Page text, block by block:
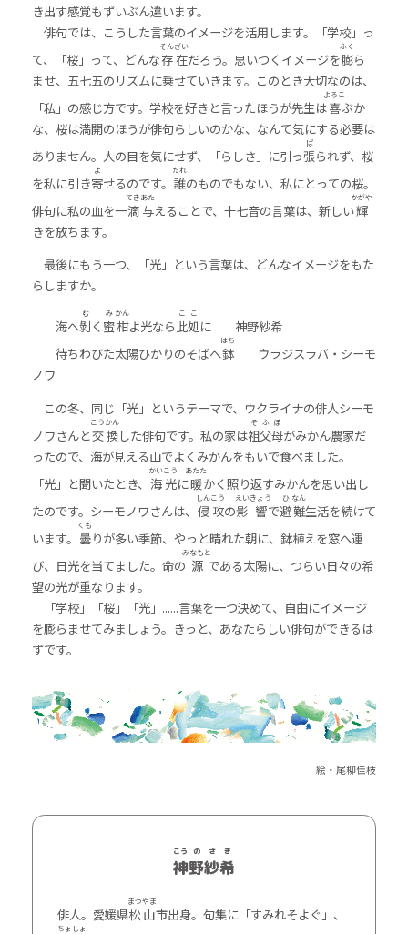
き出す感覚もずいぶん違います。
俳句では、こうした言葉のイメージを活用します。「学校」っ
て、「桜」って、どんな存
そん
在
ざい
だろう。思いつくイメージを膨
ふく
ら
ませ、五七五のリズムに乗せていきます。このとき大切なのは、
「私」の感じ方です。学校を好きと言ったほうが先生は喜
よろこ
ぶか
な、桜は満開のほうが俳句らしいのかな、なんて気にする必要は
ありません。人の目を気にせず、「らしさ」に引っ張
ぱ
られず、桜
を私に引き寄
よ
せるのです。 誰
だれ
のものでもない、私にとっての桜。
俳句に私の血を一滴
てき
与
あた
えることで、十七音の言葉は、新しい輝
かがや
きを放ちます。
最後にもう一つ、「光」という言葉は、どんなイメージをもた
らしますか。
海へ剝
む
く 蜜
み
柑
かん
よ光なら 此
こ
処
こ
に 神野紗希
待ちわびた太陽ひかりのそばへ鉢
はち
ウラジスラバ・シーモ
ノワ
この冬、同じ「光」というテーマで、ウクライナの俳人シーモ
ノワさんと交
こう
換
かん
した俳句です。私の家は祖
そ
父
ふ
母
ぼ
がみかん農家だ
ったので、海が見える山でよくみかんをもいで食べました。
「光」と聞いたとき、 海
かい
光
こう
に暖
あたた
かく照り返すみかんを思い出し
たのです。シーモノワさんは、 侵
しん
攻
こう
の影
えい
響
きょう
で避
ひ
難
なん
生活を続けて
います。 曇
くも
りが多い季節、やっと晴れた朝に、鉢植えを窓へ運
び、日光を当てました。命の 源
みなもと
である太陽に、つらい日々の希
望の光が重なります。
「学校」「桜」「光」......言葉を一つ決めて、自由にイメージ
を膨らませてみましょう。きっと、あなたらしい俳句ができるは
ずです。
絵・尾柳佳枝
神
こう
野
の
紗
さ
希
き
俳人。愛媛県松
まつ
山
やま
市出身。句集に「すみれそよぐ」、
ちょ しょ